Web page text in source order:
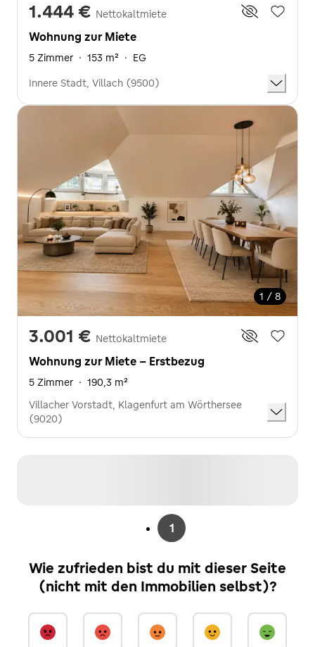
1.444 € Nettokaltmiete
Wohnung zur Miete
5 Zimmer · 153 m² · EG
Innere Stadt, Villach (9500)
1 / 8
3.001 € Nettokaltmiete
Wohnung zur Miete - Erstbezug
5 Zimmer · 190,3 m²
Villacher Vorstadt, Klagenfurt am Wörthersee
(9020)
1
Wie zufrieden bist du mit dieser Seite
(nicht mit den Immobilien selbst)?